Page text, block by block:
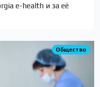
e-health и за её
Общество